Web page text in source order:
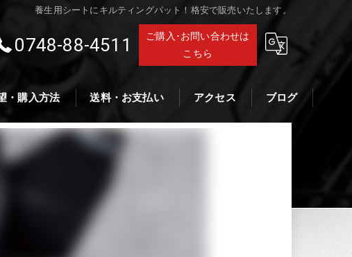
養生用シートにキルティングパット！格安で販売いたします。
0748-88-4511
ご購入･お問い合わせは
こちら
・購入方法 送料・お支払い アクセス ブログ